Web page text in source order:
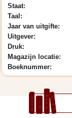
Staat:
Taal:
Jaar van uitgifte:
Uitgever:
Druk:
Magazijn locatie:
Boeknummer: